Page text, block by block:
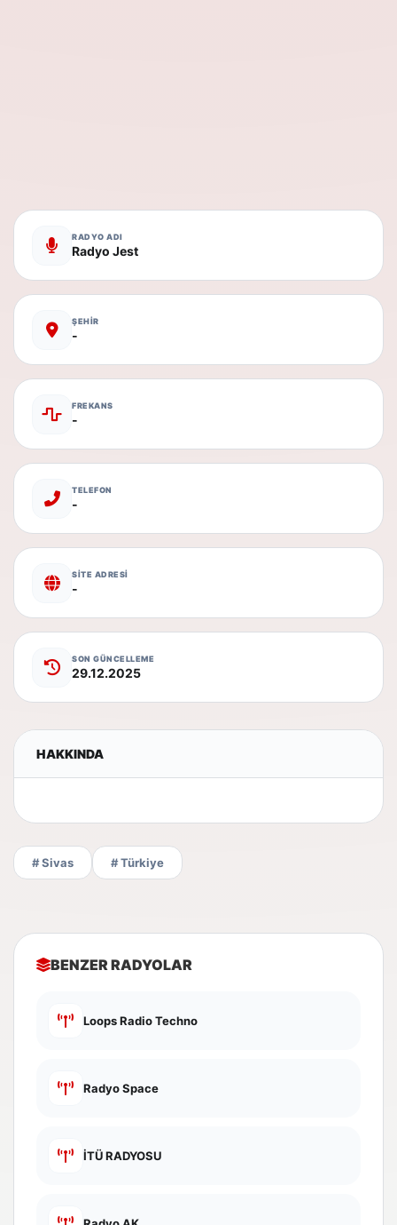
RADYO ADI
Radyo Jest
ŞEHİR
-
FREKANS
-
TELEFON
-
SİTE ADRESİ
-
SON GÜNCELLEME
29.12.2025
HAKKINDA
# Sivas # Türkiye
BENZER RADYOLAR
Loops Radio Techno
Radyo Space
İTÜ RADYOSU